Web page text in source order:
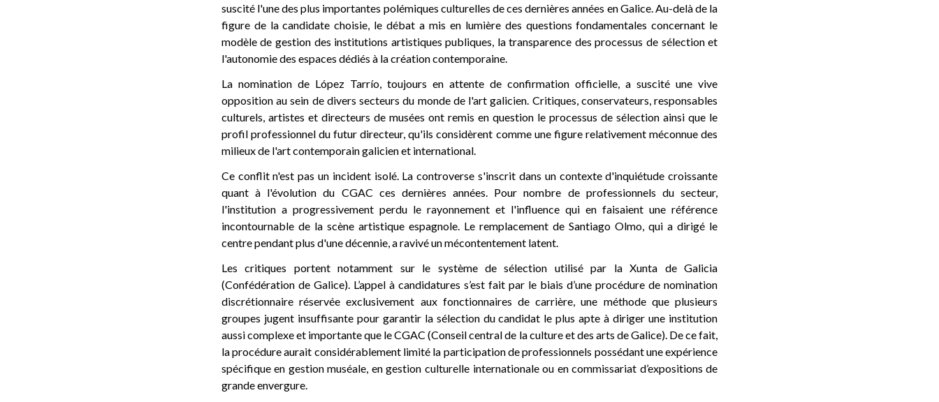
suscité l'une des plus importantes polémiques culturelles de ces dernières années en Galice. Au-delà de la
figure de la candidate choisie, le débat a mis en lumière des questions fondamentales concernant le
modèle de gestion des institutions artistiques publiques, la transparence des processus de sélection et
l'autonomie des espaces dédiés à la création contemporaine.
La nomination de López Tarrío, toujours en attente de confirmation officielle, a suscité une vive
opposition au sein de divers secteurs du monde de l'art galicien. Critiques, conservateurs, responsables
culturels, artistes et directeurs de musées ont remis en question le processus de sélection ainsi que le
profil professionnel du futur directeur, qu'ils considèrent comme une figure relativement méconnue des
milieux de l'art contemporain galicien et international.
Ce conflit n'est pas un incident isolé. La controverse s'inscrit dans un contexte d'inquiétude croissante
quant à l'évolution du CGAC ces dernières années. Pour nombre de professionnels du secteur,
l'institution a progressivement perdu le rayonnement et l'influence qui en faisaient une référence
incontournable de la scène artistique espagnole. Le remplacement de Santiago Olmo, qui a dirigé le
centre pendant plus d'une décennie, a ravivé un mécontentement latent.
Les critiques portent notamment sur le système de sélection utilisé par la Xunta de Galicia
(Confédération de Galice). L’appel à candidatures s’est fait par le biais d’une procédure de nomination
discrétionnaire réservée exclusivement aux fonctionnaires de carrière, une méthode que plusieurs
groupes jugent insuffisante pour garantir la sélection du candidat le plus apte à diriger une institution
aussi complexe et importante que le CGAC (Conseil central de la culture et des arts de Galice). De ce fait,
la procédure aurait considérablement limité la participation de professionnels possédant une expérience
spécifique en gestion muséale, en gestion culturelle internationale ou en commissariat d’expositions de
grande envergure.